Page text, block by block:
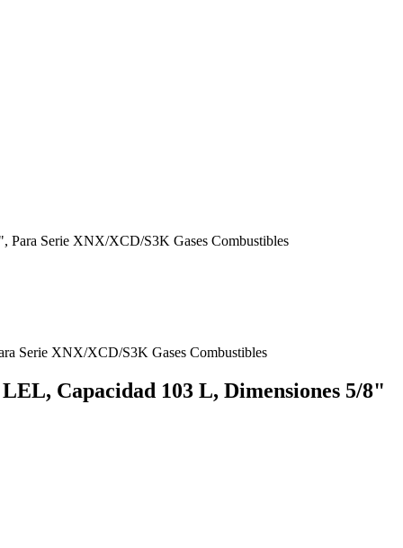
Para Serie XNX/XCD/S3K Gases Combustibles
Capacidad 103 L, Dimensiones 5/8"